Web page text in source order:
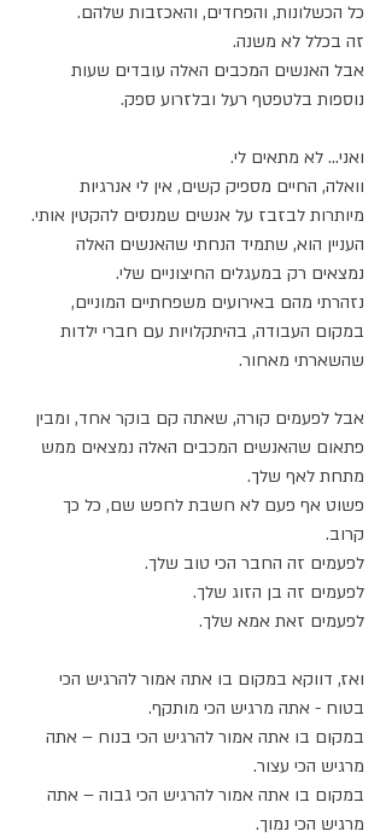
כל הכשלונות, והפחדים, והאכזבות שלהם.
זה בכלל לא משנה.
אבל האנשים המכבים האלה עובדים שעות
נוספות בלטפטף רעל ובלזרוע ספק.
ואני… לא מתאים לי.
וואלה, החיים מספיק קשים, אין לי אנרגיות
מיותרות לבזבז על אנשים שמנסים להקטין אותי.
העניין הוא, שתמיד הנחתי שהאנשים האלה
נמצאים רק במעגלים החיצוניים שלי.
נזהרתי מהם באירועים משפחתיים המוניים,
במקום העבודה, בהיתקלויות עם חברי ילדות
שהשארתי מאחור.
אבל לפעמים קורה, שאתה קם בוקר אחד, ומבין
פתאום שהאנשים המכבים האלה נמצאים ממש
מתחת לאף שלך.
פשוט אף פעם לא חשבת לחפש שם, כל כך
קרוב.
לפעמים זה החבר הכי טוב שלך.
לפעמים זה בן הזוג שלך.
לפעמים זאת אמא שלך.
ואז, דווקא במקום בו אתה אמור להרגיש הכי
בטוח - אתה מרגיש הכי מותקף.
במקום בו אתה אמור להרגיש הכי בנוח – אתה
מרגיש הכי עצור.
במקום בו אתה אמור להרגיש הכי גבוה – אתה
מרגיש הכי נמוך.